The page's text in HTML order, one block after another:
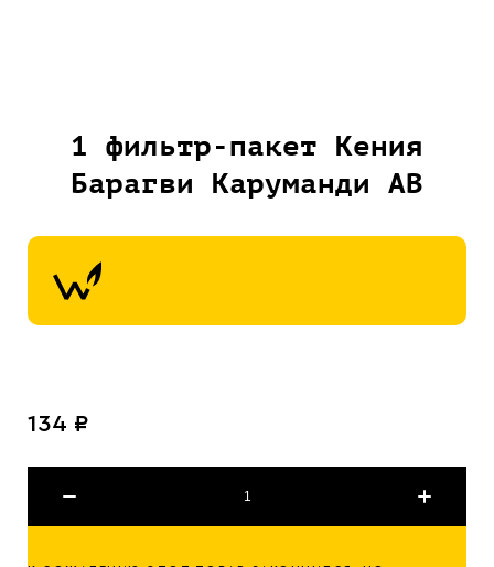
1 фильтр-пакет Кения
Барагви Каруманди АВ
134 ₽